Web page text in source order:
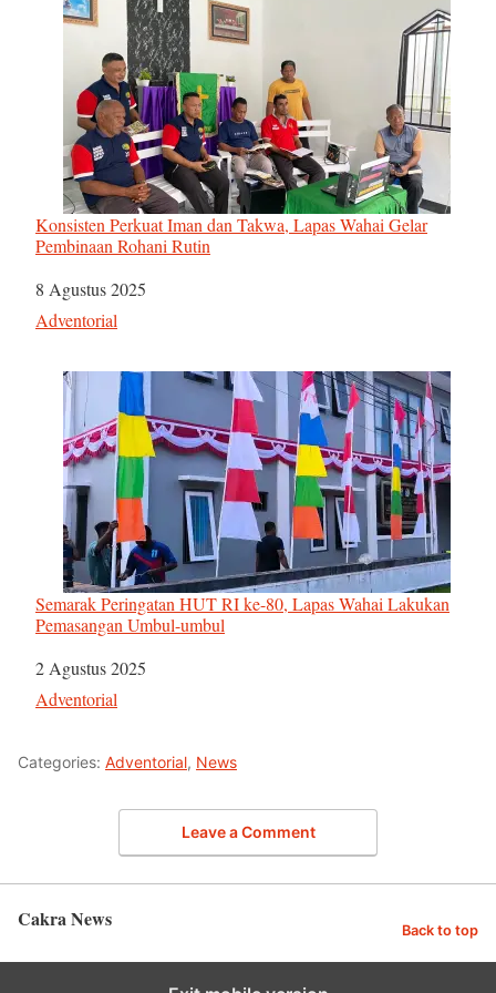
Konsisten Perkuat Iman dan Takwa, Lapas Wahai Gelar
Pembinaan Rohani Rutin
Tanggal
8 Agustus 2025
Sehubungan dengan
Adventorial
Semarak Peringatan HUT RI ke-80, Lapas Wahai Lakukan
Pemasangan Umbul-umbul
Tanggal
2 Agustus 2025
Sehubungan dengan
Adventorial
Categories: Adventorial, News
Leave a Comment
Cakra News Back to top